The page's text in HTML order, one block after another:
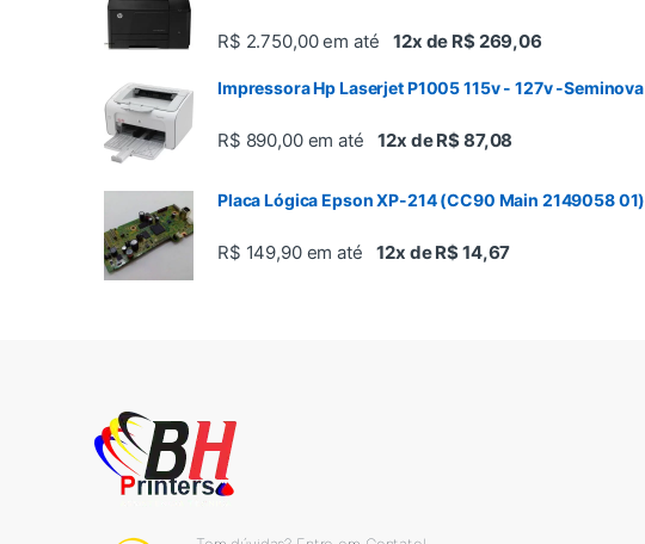
R$ 2.750,00 em até12x de R$ 269,06
Impressora Hp Laserjet P1005 115v - 127v -Seminova
R$ 890,00 em até12x de R$ 87,08
Placa Lógica Epson XP-214 (CC90 Main 2149058 01)
R$ 149,90 em até12x de R$ 14,67